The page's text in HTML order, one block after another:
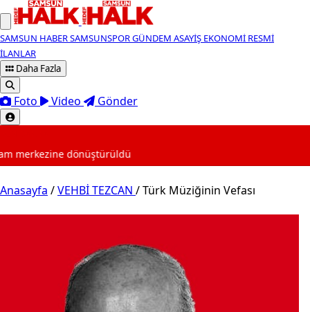
SAMSUN HABERSAMSUNSPORGÜNDEM ASAYİŞ EKONOMİ RESMİ
İLANLAR
Daha Fazla
Foto Video Gönder
dönüştürüldü
Anasayfa /VEHBİ TEZCAN /Türk Müziğinin Vefası